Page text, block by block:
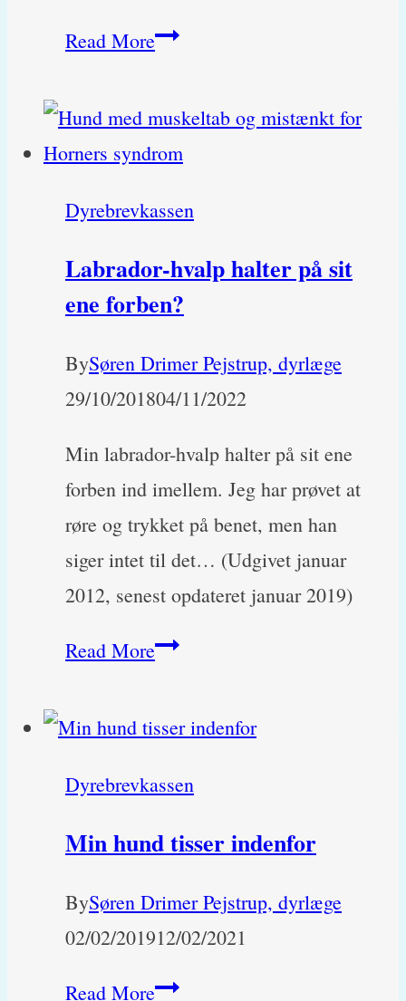
Read MoreMin
nyser
blod,
Dyrebrevkassen
Labrador-hvalp halter på sit
ene forben?
BySøren Drimer Pejstrup, dyrlæge
29/10/201804/11/2022
Min labrador-hvalp halter på sit ene
forben ind imellem. Jeg har prøvet at
røre og trykket på benet, men han
siger intet til det… (Udgivet januar
2012, senest opdateret januar 2019)
Read MoreLabrador-
halter
sit
forben?
Dyrebrevkassen
Min hund tisser indenfor
BySøren Drimer Pejstrup, dyrlæge
02/02/201912/02/2021
Read MoreMin